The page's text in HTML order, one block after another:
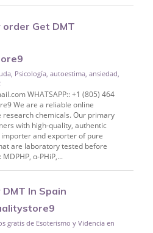
order Get DMT
Psicología, autoestima, ansiedad,
WHATSAPP:: +1 (805) 464
We are a reliable online
chemicals. Our primary
with high-quality, authentic
and exporter of pure
are laboratory tested before
α-PHiP,...
DMT In Spain
gratis de Esoterismo y Videncia en